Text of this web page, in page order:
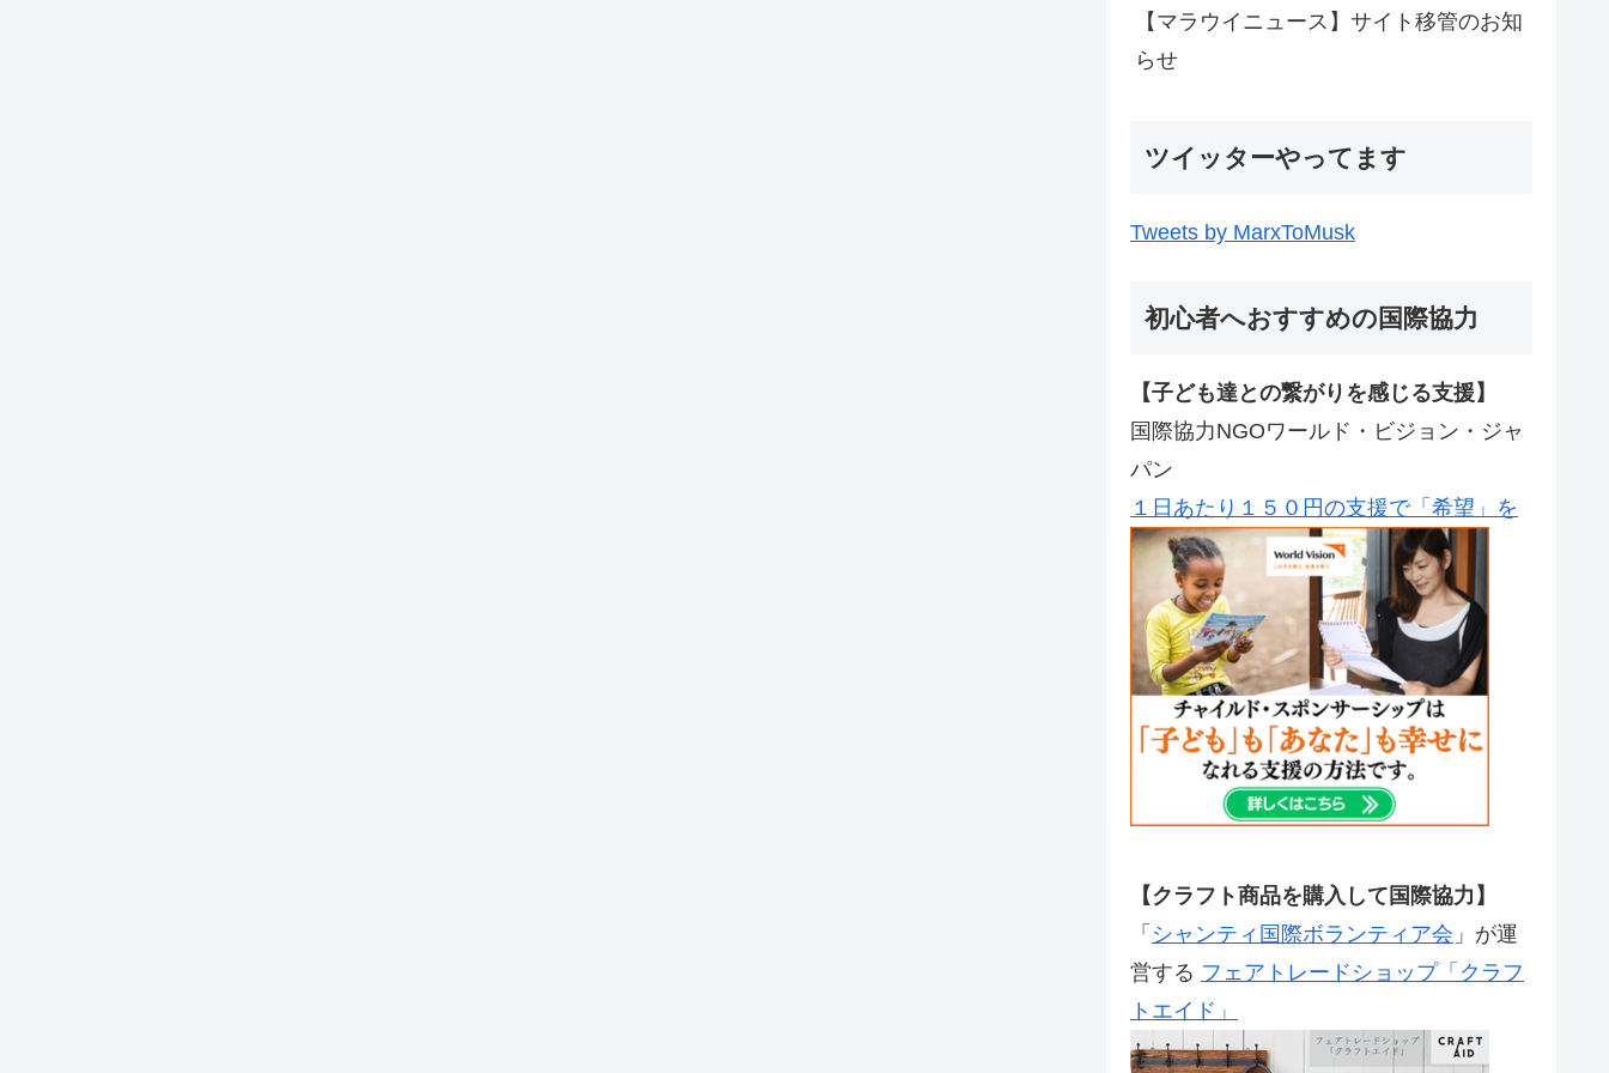
【マラウイニュース】サイト移管のお知
らせ
ツイッターやってます
Tweets by MarxToMusk
初心者へおすすめの国際協力
【子ども達との繋がりを感じる支援】
国際協力NGOワールド・ビジョン・ジャ
パン
１日あたり１５０円の支援で「希望」を
【クラフト商品を購入して国際協力】
「 シャンティ国際ボランティア会 」が運
営する フェアトレードショップ「クラフ
トエイド」